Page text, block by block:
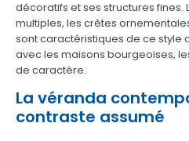
décoratifs et ses structures fines.
multiples, les crêtes
sont caractéristiques de ce style
avec les maisons bourgeoises,
de caractère.
La véranda
contraste assumé